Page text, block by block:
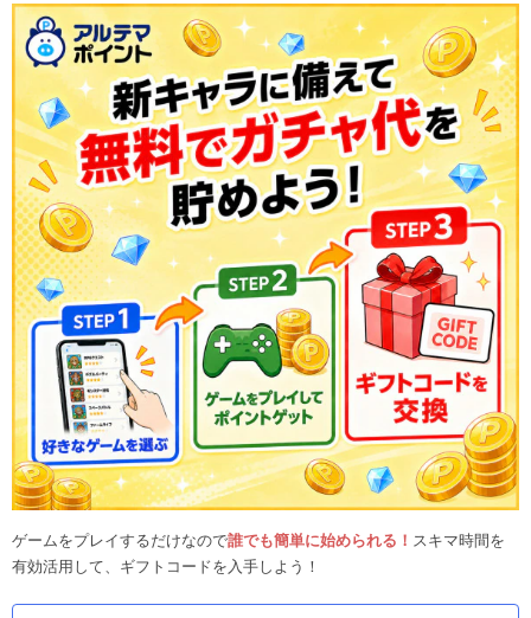
ゲームをプレイするだけなので誰でも簡単に始められる！ スキマ時間を
有効活用して、ギフトコードを入手しよう！